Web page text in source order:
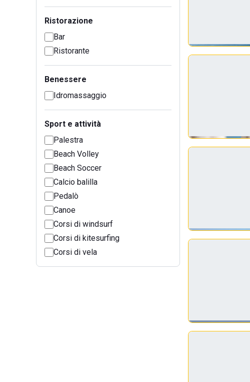
Ristorazione
Bar
Ristorante
Benessere
Idromassaggio
Sport e attività
Palestra
Beach Volley
Beach Soccer
Calcio balilla
Pedalò
Canoe
Corsi di windsurf
Corsi di kitesurfing
Corsi di vela